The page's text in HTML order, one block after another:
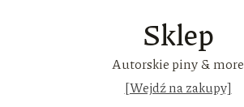
Sklep
Autorskie piny & more
[Wejdź na zakupy]